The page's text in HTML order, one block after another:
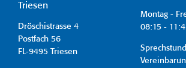
Triesen
Dröschistrasse 4
Postfach 56
FL-9495 Triesen
Montag -
08:15 -